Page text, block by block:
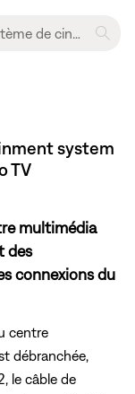
system
TV
multimédia
des
connexions du
centre
débranchée,
le câble de